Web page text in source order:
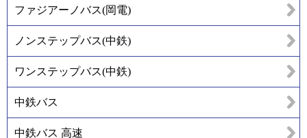
ファジアーノバス(岡電)
ノンステップバス(中鉄)
ワンステップバス(中鉄)
中鉄バス
中鉄バス 高速